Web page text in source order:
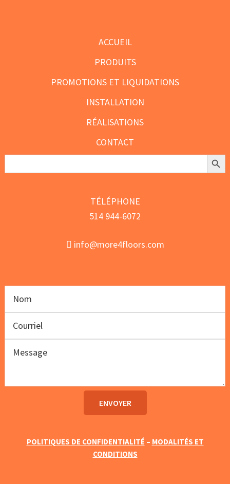
ACCUEIL
PRODUITS
PROMOTIONS ET LIQUIDATIONS
INSTALLATION
RÉALISATIONS
CONTACT
Search
Search
TÉLÉPHONE
514 944-6072
info@more4floors.com
POLITIQUES DE CONFIDENTIALITÉ – MODALITÉS ET
CONDITIONS